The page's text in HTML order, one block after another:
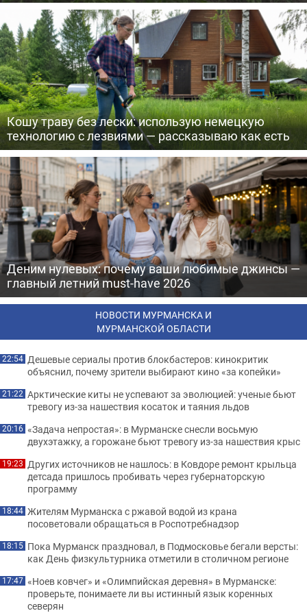
Кошу траву без лески: использую немецкую
технологию с лезвиями — рассказываю как есть
Деним нулевых: почему ваши любимые джинсы —
главный летний must-have 2026
НОВОСТИ МУРМАНСКА И
МУРМАНСКОЙ ОБЛАСТИ
22:54 Дешевые сериалы против блокбастеров: кинокритик
объяснил, почему зрители выбирают кино «за копейки»
21:22 Арктические киты не успевают за эволюцией: ученые бьют
тревогу из-за нашествия косаток и таяния льдов
20:16 «Задача непростая»: в Мурманске снесли восьмую
двухэтажку, а горожане бьют тревогу из-за нашествия крыс
19:23 Других источников не нашлось: в Ковдоре ремонт крыльца
детсада пришлось пробивать через губернаторскую
программу
18:44 Жителям Мурманска с ржавой водой из крана
посоветовали обращаться в Роспотребнадзор
18:15 Пока Мурманск праздновал, в Подмосковье бегали версты:
как День физкультурника отметили в столичном регионе
17:47 «Ноев ковчег» и «Олимпийская деревня» в Мурманске:
проверьте, понимаете ли вы истинный язык коренных
северян